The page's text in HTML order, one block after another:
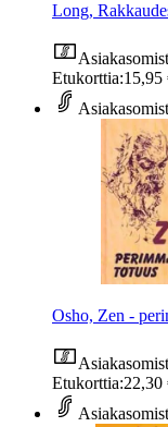
Long,
Etukorttia:15,95
Osho, Zen -
Etukorttia:22,30